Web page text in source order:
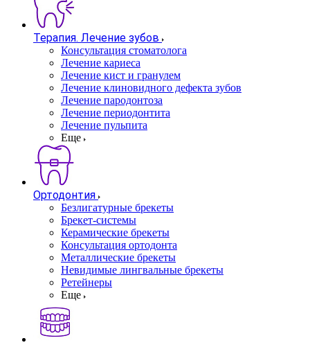
Терапия. Лечение зубов
Консультация стоматолога
Лечение кариеса
Лечение кист и гранулем
Лечение клиновидного дефекта зубов
Лечение пародонтоза
Лечение периодонтита
Лечение пульпита
Еще
Ортодонтия
Безлигатурные брекеты
Брекет-системы
Керамические брекеты
Консультация ортодонта
Металлические брекеты
Невидимые лингвальные брекеты
Ретейнеры
Еще